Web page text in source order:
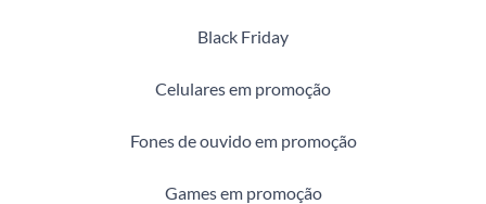
Black Friday
Celulares em promoção
Fones de ouvido em promoção
Games em promoção